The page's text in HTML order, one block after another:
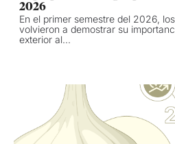
2026
En el primer semestre del 2026,
volvieron a demostrar su
exterior al...